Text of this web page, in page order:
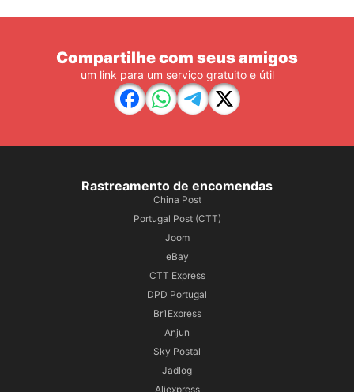
Compartilhe com seus amigos
um link para um serviço gratuito e útil
Rastreamento de encomendas
China Post
Portugal Post (CTT)
Joom
eBay
CTT Express
DPD Portugal
Br1Express
Anjun
Sky Postal
Jadlog
Aliexpress